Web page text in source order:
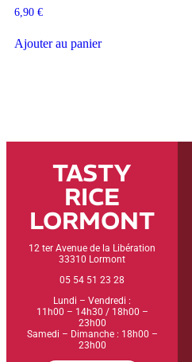
6,90 €
Ajouter au panier
TASTY
RICE
LORMONT
12 ter Avenue de la Libération
33310 Lormont
05 54 51 23 28
Lundi – Vendredi :
11h00 – 14h30 / 18h00 –
23h00
Samedi – Dimanche : 18h00 –
23h00